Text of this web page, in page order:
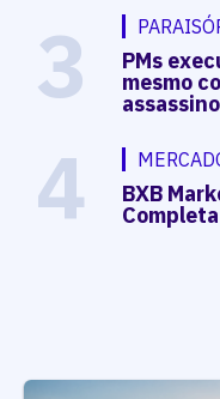
3 PMs
mesmo
4 BXB